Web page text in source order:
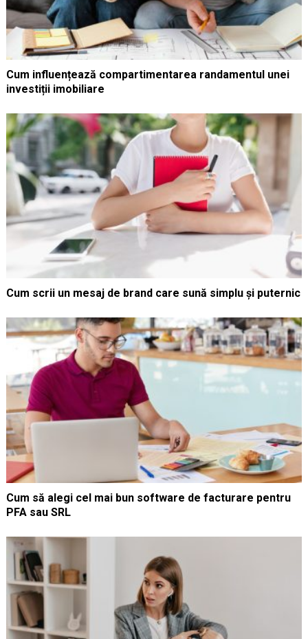
Cum influențează compartimentarea randamentul unei
investiții imobiliare
Cum scrii un mesaj de brand care sună simplu și puternic
Cum să alegi cel mai bun software de facturare pentru
PFA sau SRL